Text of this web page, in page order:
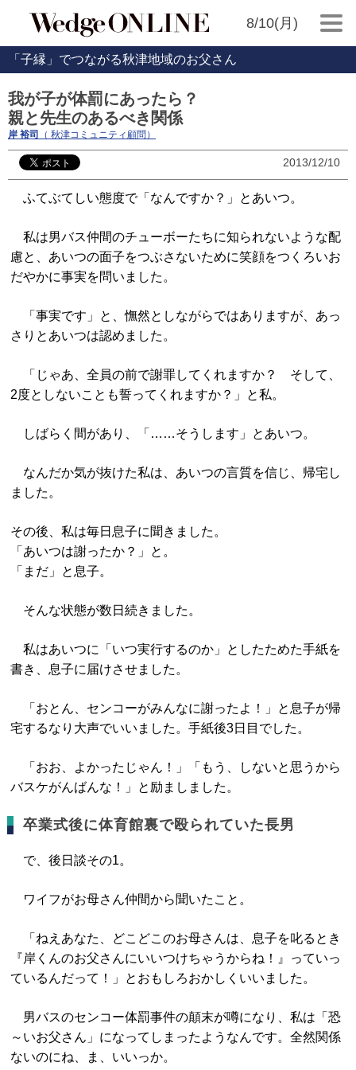
8/10(月)
「子縁」でつながる秋津地域のお父さん
我が子が体罰にあったら？
親と先生のあるべき関係
岸 裕司 （ 秋津コミュニティ顧問）
2013/12/10
ふてぶてしい態度で「なんですか？」とあいつ。
私は男バス仲間のチューボーたちに知られないような配
慮と、あいつの面子をつぶさないために笑顔をつくろいお
だやかに事実を問いました。
「事実です」と、憮然としながらではありますが、あっ
さりとあいつは認めました。
「じゃあ、全員の前で謝罪してくれますか？ そして、
2度としないことも誓ってくれますか？」と私。
しばらく間があり、「……そうします」とあいつ。
なんだか気が抜けた私は、あいつの言質を信じ、帰宅し
ました。
その後、私は毎日息子に聞きました。
「あいつは謝ったか？」と。
「まだ」と息子。
そんな状態が数日続きました。
私はあいつに「いつ実行するのか」としたためた手紙を
書き、息子に届けさせました。
「おとん、センコーがみんなに謝ったよ！」と息子が帰
宅するなり大声でいいました。手紙後3日目でした。
「おお、よかったじゃん！」「もう、しないと思うから
バスケがんばんな！」と励ましました。
卒業式後に体育館裏で殴られていた長男
で、後日談その1。
ワイフがお母さん仲間から聞いたこと。
「ねえあなた、どこどこのお母さんは、息子を叱るとき
『岸くんのお父さんにいいつけちゃうからね！』っていっ
ているんだって！」とおもしろおかしくいいました。
男バスのセンコー体罰事件の顛末が噂になり、私は「恐
～いお父さん」になってしまったようなんです。全然関係
ないのにね、ま、いいっか。